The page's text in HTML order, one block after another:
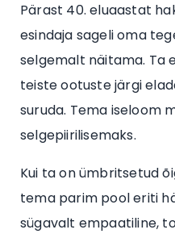
Pärast 40. eluaastat
esindaja sageli oma
selgemalt näitama. Ta
teiste ootuste järgi
suruda. Tema iseloom
selgepiirilisemaks.
Kui ta on ümbritsetud
tema parim pool eriti
sügavalt empaatiline,